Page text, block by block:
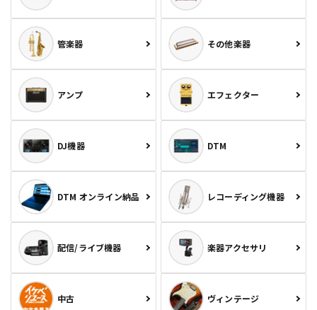
管楽器 その他楽器
アンプ エフェクター
DJ機器 DTM
DTM オンライン納品 レコーディング機器
配信/ライブ機器 楽器アクセサリ
中古 ヴィンテージ